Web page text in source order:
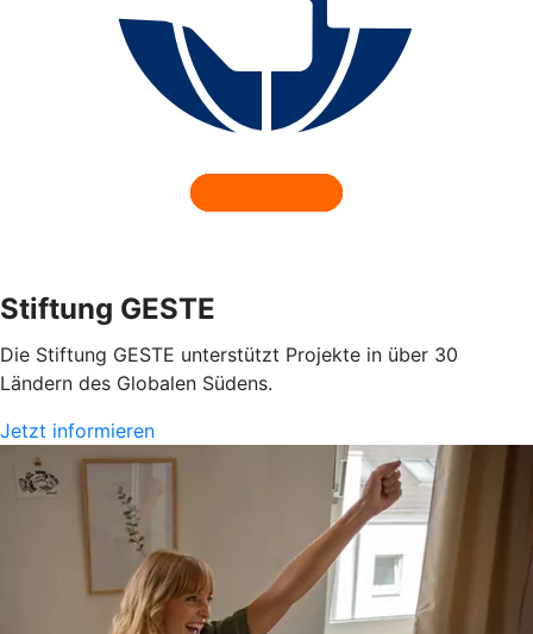
Stiftung GESTE
Die Stiftung GESTE unterstützt Projekte in über 30
Ländern des Globalen Südens.
Jetzt informieren